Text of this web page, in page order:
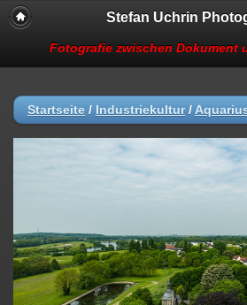
Stefan Uchrin
Fotografie zwischen Dokument
Startseite / Industriekultur/